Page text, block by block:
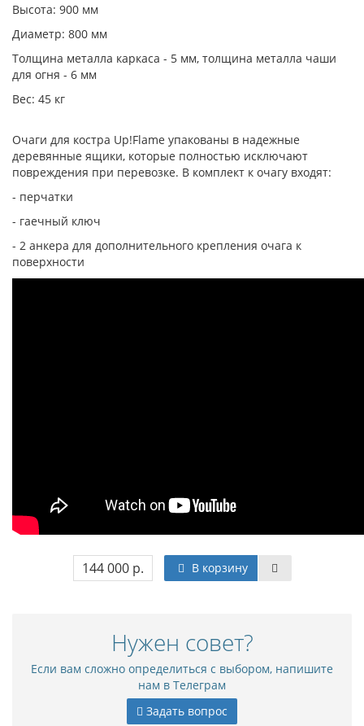
Высота: 900 мм
Диаметр: 800 мм
Толщина металла каркаса - 5 мм, толщина металла чаши
для огня - 6 мм
Вес: 45 кг
Очаги для костра Up!Flame упакованы в надежные
деревянные ящики, которые полностью исключают
повреждения при перевозке. В комплект к очагу входят:
- перчатки
- гаечный ключ
- 2 анкера для дополнительного крепления очага к
поверхности
144 000 р. В корзину
Нужен совет?
Если вам сложно определиться с выбором, напишите
нам в Телеграм
Задать вопрос